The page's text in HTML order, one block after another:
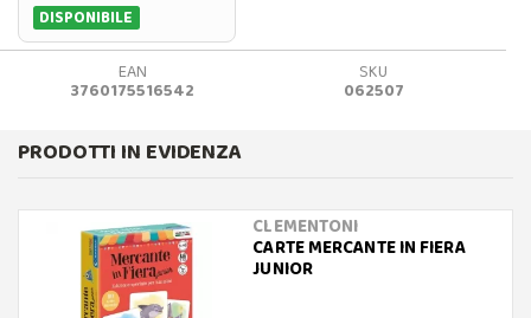
DISPONIBILE
EAN
3760175516542
SKU
062507
PRODOTTI IN EVIDENZA
CLEMENTONI
CARTE MERCANTE IN FIERA
JUNIOR